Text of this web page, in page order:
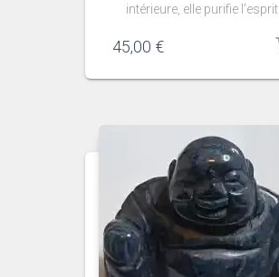
intérieure, elle purifie l’esprit.
45,00 €